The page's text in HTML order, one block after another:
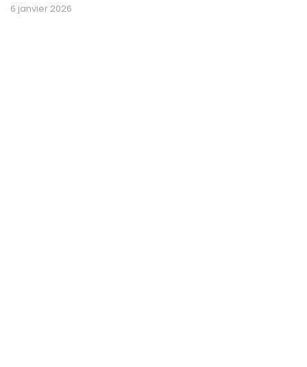
6 janvier 2026